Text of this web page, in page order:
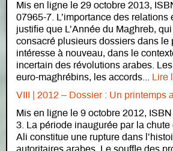
Mis en ligne le 29 octobre 2013,
07965-7. L’importance des relations
justifie que L’Année du Maghreb,
consacré plusieurs dossiers dans le
intéresse à nouveau, dans le
incertain des révolutions arabes.
euro-maghrébins, les accords...
Lire
VIII | 2012 – Dossier : Un printemps
Mis en ligne le 9 octobre 2012,
3. La période inaugurée par la chute
Ali constitue une rupture dans